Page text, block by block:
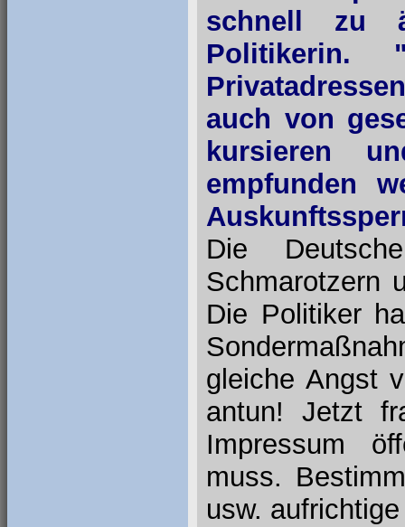
schnell zu
auch von
kursieren
empfunden
Die
Schmarotzern
Die Politiker
gleiche Angst
antun! Jetzt
Impressum
muss.
usw.